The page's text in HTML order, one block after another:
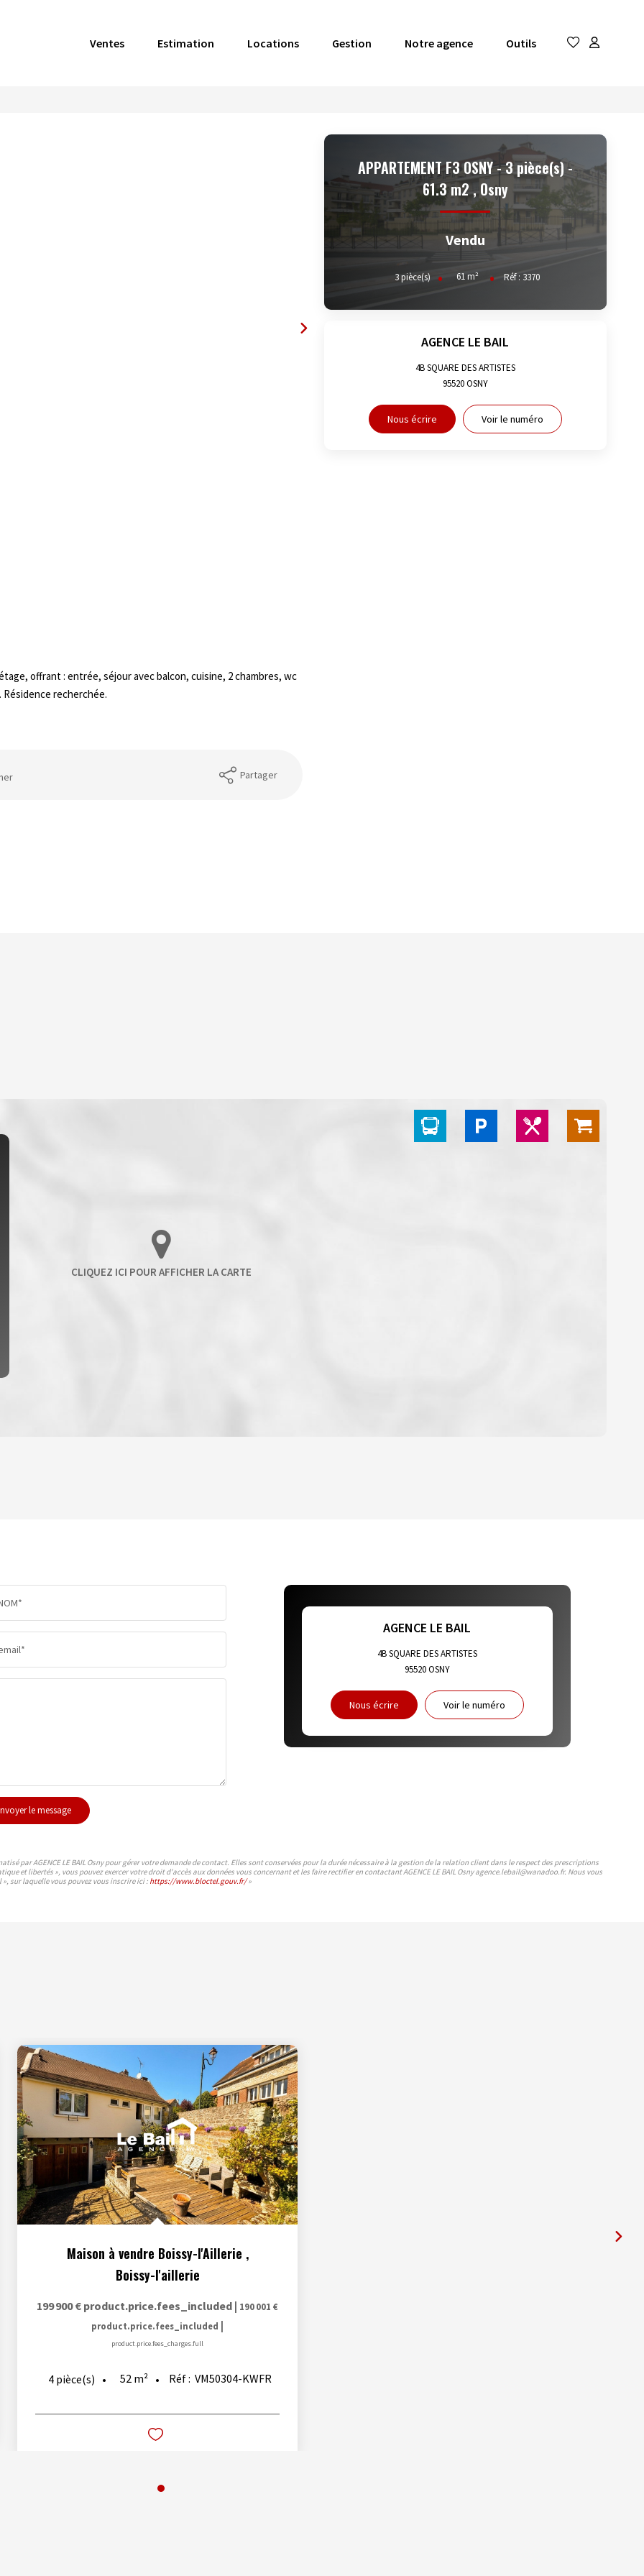
Ventes Estimation Locations Gestion Notre agence Outils
offrant : entrée, séjour avec balcon, cuisine, 2 chambres, wc
Résidence recherchée.
Partager
APPARTEMENT F3 OSNY - 3 pièce(s) -
61.3 m2,Osny
Vendu
3pièce(s) 61m² Réf : 3370
AGENCE LE BAIL
4B SQUARE DES ARTISTES
95520OSNY
Nous écrire Voir le numéro
ECOLES ET CRÈCHES
COMMERCES
le message
AGENCE LE BAIL
4B SQUARE DES ARTISTES
95520OSNY
Nous écrire Voir le numéro
par AGENCE LE BAIL Osny pour gérer votre demande de contact. Elles sont conservées pour la durée nécessaire à la gestion de la relation client dans le respect des prescriptions
et libertés », vous pouvez exercer votre droit d'accès aux données vous concernant et les faire rectifier en contactant AGENCE LE BAIL Osny agence.lebail@wanadoo.fr. Nous vous
sur laquelle vous pouvez vous inscrire ici : https://www.bloctel.gouv.fr/»
Maison à vendre Boissy-l'Aillerie ,
Boissy-l'aillerie
199 900 € product.price.fees_included | 190 001 €
product.price.fees_included |
product.price.fees_charges.full
4 pièce(s) 52 m² Réf : VM50304-KWFR